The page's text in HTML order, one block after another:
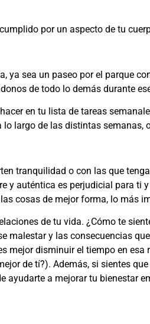
por un aspecto de tu
ya sea un paseo por el parque
de todo lo demás durante
en tu lista de tareas
largo de las distintas semanas,
tranquilidad o con las que
y auténtica es perjudicial para
cosas de mejor forma, lo más
de tu vida. ¿Cómo te
malestar y las consecuencias
mejor disminuir el tiempo en
de tí?). Además, si sientes
ayudarte a mejorar tu bienestar